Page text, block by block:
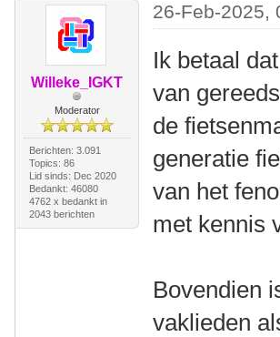
Willeke_IGKT
Moderator
Berichten: 3.091
Topics: 86
Lid sinds: Dec 2020
Bedankt: 46080
4762 x bedankt in
2043 berichten
26-Feb-2025,
Ik betaal
van
de
generatie
van het
met kennis
Bovendien
vaklieden